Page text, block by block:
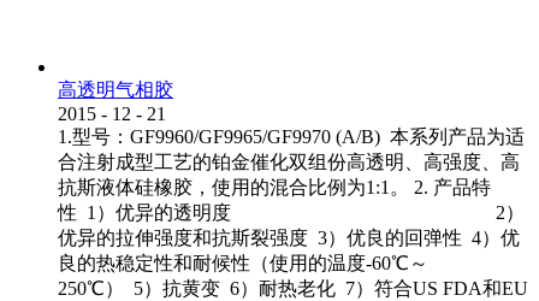
高透明气相胶
2015 - 12 - 21
1.型号：GF9960/GF9965/GF9970 (A/B) 本系列产品为适
合注射成型工艺的铂金催化双组份高透明、高强度、高
抗斯液体硅橡胶，使用的混合比例为1:1。 2. 产品特
性 1）优异的透明度 2）
优异的拉伸强度和抗斯裂强度 3）优良的回弹性 4）优
良的热稳定性和耐候性（使用的温度-60℃～
250℃） 5）抗黄变 6）耐热老化 7）符合US FDA和EU